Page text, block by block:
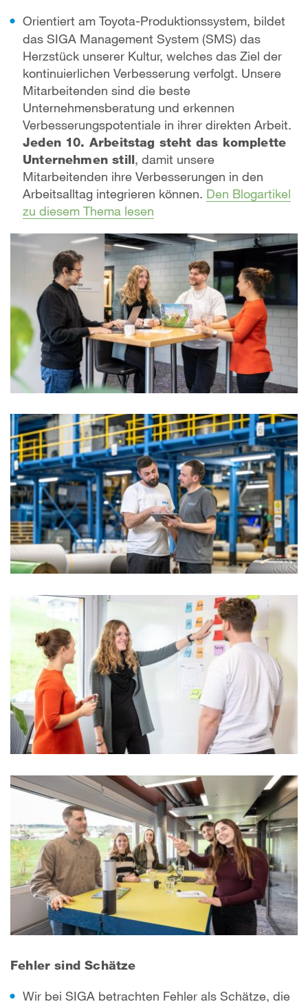
Orientiert am Toyota-Produktionssystem, bildet
das SIGA Management System (SMS) das
Herzstück unserer Kultur, welches das Ziel der
kontinuierlichen Verbesserung verfolgt. Unsere
Mitarbeitenden sind die beste
Unternehmensberatung und erkennen
Verbesserungspotentiale in ihrer direkten Arbeit.
Jeden 10. Arbeitstag steht das komplette
Unternehmen still, damit unsere
Mitarbeitenden ihre Verbesserungen in den
Arbeitsalltag integrieren können. Den Blogartikel
zu diesem Thema lesen
Fehler sind Schätze
Wir bei SIGA betrachten Fehler als Schätze, die